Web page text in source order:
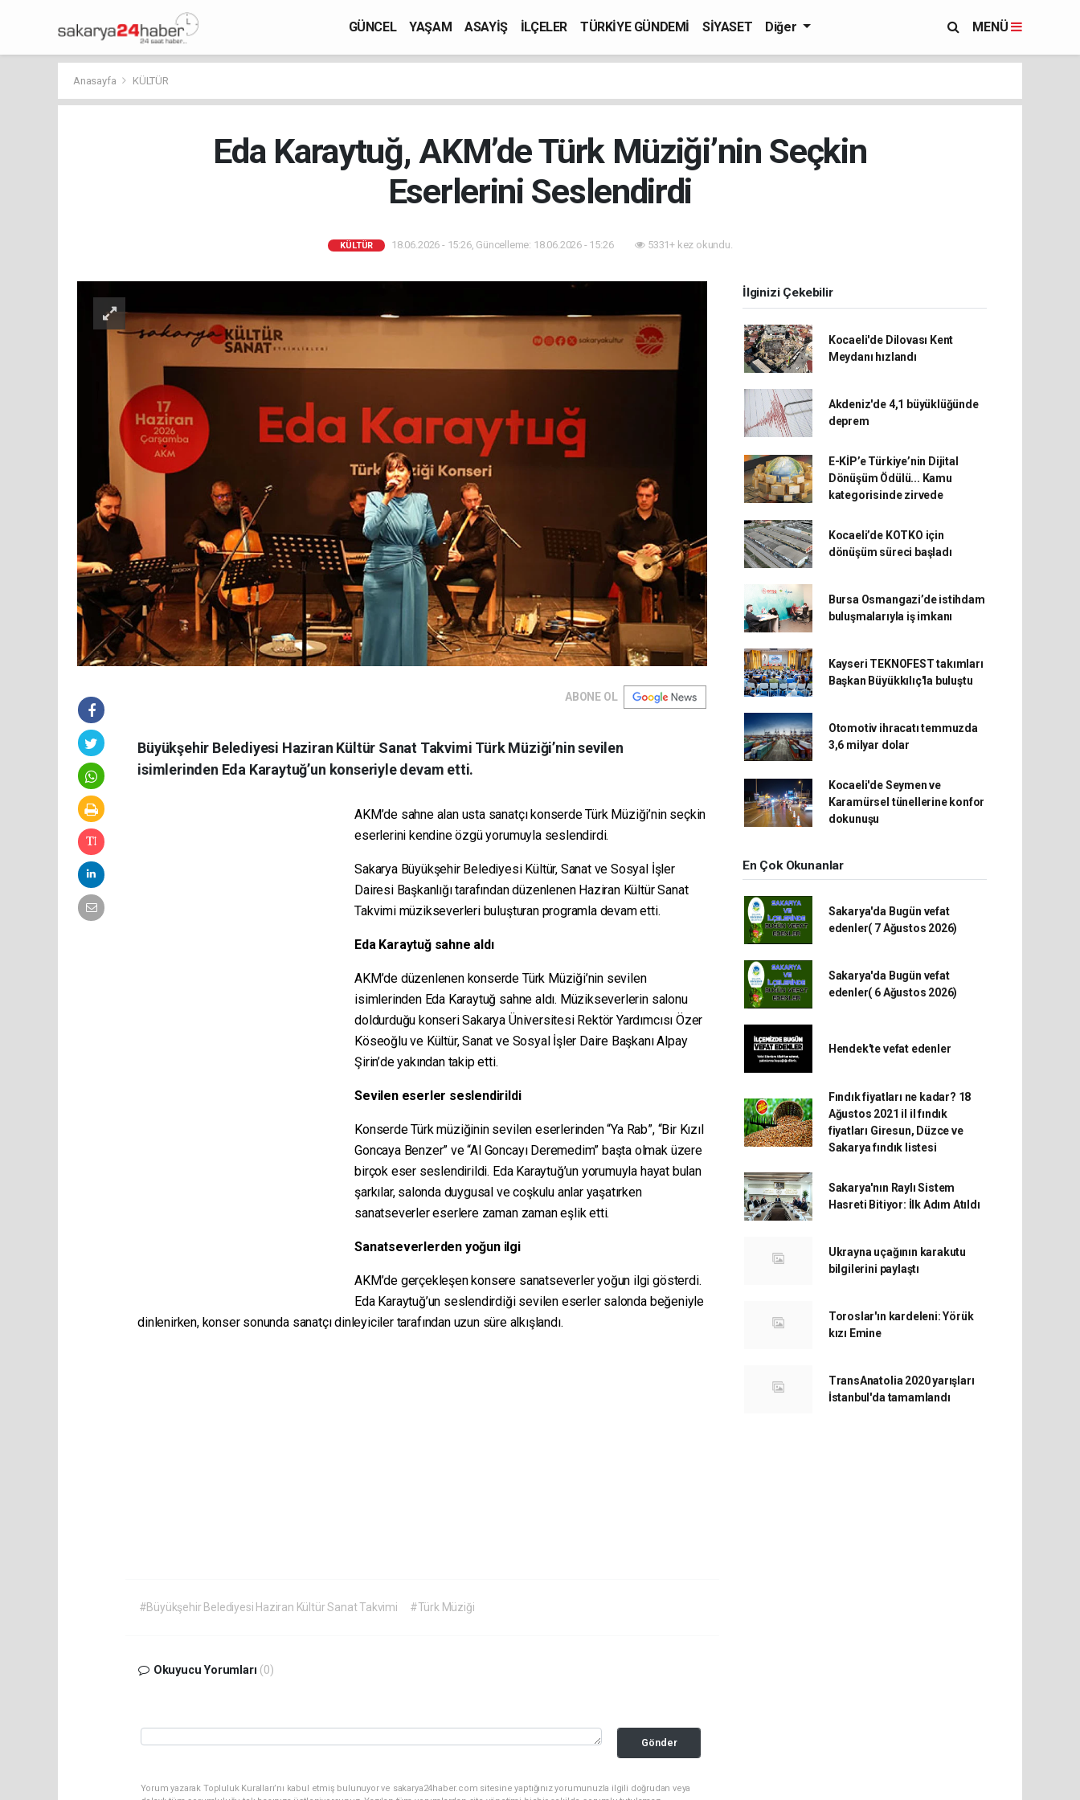
GÜNCEL YAŞAM ASAYİŞ İLÇELER TÜRKİYE GÜNDEMİ SİYASET Diğer MENÜ
Anasayfa KÜLTÜR
Eda Karaytuğ, AKM’de Türk Müziği’nin Seçkin
Eserlerini Seslendirdi
KÜLTÜR 18.06.2026 - 15:26, Güncelleme: 18.06.2026 - 15:26 5331+ kez okundu.
ABONE OL
Büyükşehir Belediyesi Haziran Kültür Sanat Takvimi Türk Müziği’nin sevilen
isimlerinden Eda Karaytuğ’un konseriyle devam etti.
AKM’de sahne alan usta sanatçı konserde Türk Müziği’nin seçkin
eserlerini kendine özgü yorumuyla seslendirdi.
Sakarya Büyükşehir Belediyesi Kültür, Sanat ve Sosyal İşler
Dairesi Başkanlığı tarafından düzenlenen Haziran Kültür Sanat
Takvimi müzikseverleri buluşturan programla devam etti.
Eda Karaytuğ sahne aldı
AKM’de düzenlenen konserde Türk Müziği’nin sevilen
isimlerinden Eda Karaytuğ sahne aldı. Müzikseverlerin salonu
doldurduğu konseri Sakarya Üniversitesi Rektör Yardımcısı Özer
Köseoğlu ve Kültür, Sanat ve Sosyal İşler Daire Başkanı Alpay
Şirin’de yakından takip etti.
Sevilen eserler seslendirildi
Konserde Türk müziğinin sevilen eserlerinden “Ya Rab”, “Bir Kızıl
Goncaya Benzer” ve “Al Goncayı Deremedim” başta olmak üzere
birçok eser seslendirildi. Eda Karaytuğ’un yorumuyla hayat bulan
şarkılar, salonda duygusal ve coşkulu anlar yaşatırken
sanatseverler eserlere zaman zaman eşlik etti.
Sanatseverlerden yoğun ilgi
AKM’de gerçekleşen konsere sanatseverler yoğun ilgi gösterdi.
Eda Karaytuğ’un seslendirdiği sevilen eserler salonda beğeniyle
dinlenirken, konser sonunda sanatçı dinleyiciler tarafından uzun süre alkışlandı.
#Büyükşehir Belediyesi Haziran Kültür Sanat Takvimi #Türk Müziği
Okuyucu Yorumları (0)
Gönder
Yorum yazarak Topluluk Kuralları’nı kabul etmiş bulunuyor ve sakarya24haber.com sitesine yaptığınız yorumunuzla ilgili doğrudan veya
İlginizi Çekebilir
Kocaeli'de Dilovası Kent
Meydanı hızlandı
Akdeniz'de 4,1 büyüklüğünde
deprem
E-KİP’e Türkiye’nin Dijital
Dönüşüm Ödülü... Kamu
kategorisinde zirvede
Kocaeli’de KOTKO için
dönüşüm süreci başladı
Bursa Osmangazi’de istihdam
buluşmalarıyla iş imkanı
Kayseri TEKNOFEST takımları
Başkan Büyükkılıç'la buluştu
Otomotiv ihracatı temmuzda
3,6 milyar dolar
Kocaeli'de Seymen ve
Karamürsel tünellerine konfor
dokunuşu
En Çok Okunanlar
Sakarya'da Bugün vefat
edenler( 7 Ağustos 2026)
Sakarya'da Bugün vefat
edenler( 6 Ağustos 2026)
Hendek'te vefat edenler
Fındık fiyatları ne kadar? 18
Ağustos 2021 il il fındık
fiyatları Giresun, Düzce ve
Sakarya fındık listesi
Sakarya'nın Raylı Sistem
Hasreti Bitiyor: İlk Adım Atıldı
Ukrayna uçağının karakutu
bilgilerini paylaştı
Toroslar'ın kardeleni: Yörük
kızı Emine
TransAnatolia 2020 yarışları
İstanbul'da tamamlandı